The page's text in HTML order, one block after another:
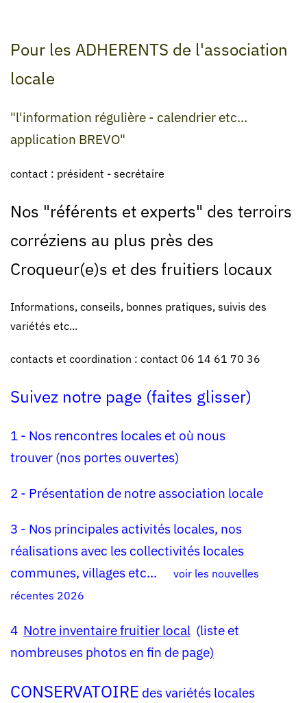
Pour les ADHERENTS de l'association
locale
"l'information régulière - calendrier etc...
application BREVO"
contact : président - secrétaire
Nos "référents et experts" des terroirs
corréziens au plus près des
Croqueur(e)s et des fruitiers locaux
Informations, conseils, bonnes pratiques, suivis des
variétés etc...
contacts et coordination : contact 06 14 61 70 36
Suivez notre page (faites glisser)
1 - Nos rencontres locales et où nous
trouver (nos portes ouvertes)
2 - Présentation de notre association locale
3 - Nos principales activités locales, nos
réalisations avec les collectivités locales
communes, villages etc... voir les nouvelles
récentes 2026
4 Notre inventaire fruitier local (liste et
nombreuses photos en fin de page)
CONSERVATOIRE desvariétés locales